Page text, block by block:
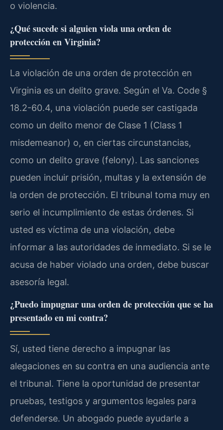
o violencia.
¿Qué sucede si alguien viola una orden de
protección en Virginia?
La violación de una orden de protección en
Virginia es un delito grave. Según el Va. Code §
18.2-60.4, una violación puede ser castigada
como un delito menor de Clase 1 (Class 1
misdemeanor) o, en ciertas circunstancias,
como un delito grave (felony). Las sanciones
pueden incluir prisión, multas y la extensión de
la orden de protección. El tribunal toma muy en
serio el incumplimiento de estas órdenes. Si
usted es víctima de una violación, debe
informar a las autoridades de inmediato. Si se le
acusa de haber violado una orden, debe buscar
asesoría legal.
¿Puedo impugnar una orden de protección que se ha
presentado en mi contra?
Sí, usted tiene derecho a impugnar las
alegaciones en su contra en una audiencia ante
el tribunal. Tiene la oportunidad de presentar
pruebas, testigos y argumentos legales para
defenderse. Un abogado puede ayudarle a